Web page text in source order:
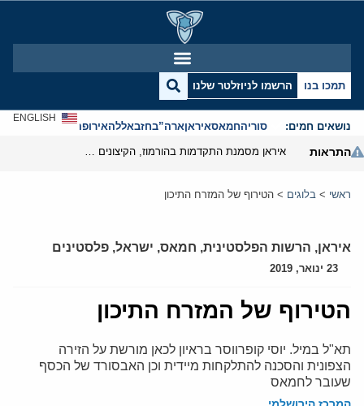
תמכו בנו הרשמו לניוזלטר שלנו
נושאים חמים: סוריהחמאסאיראןארה”בחזבאללהאירופהאנטישמיות
ENGLISH
התראות
ראשי > בלוגים > הטירוף של המזרח התיכון
איראן, הרשות הפלסטינית, חמאס, ישראל, פלסטינים
23 ינואר, 2019
הטירוף של המזרח התיכון
תא"ל במיל. יוסי קופרווסר בראיון לכאן מורשת על הזירה
הצפונית והסכנה להתלקחות מיידית וכן האבסורד של הכסף
שעובר לחמאס
המרכז הירושלמי